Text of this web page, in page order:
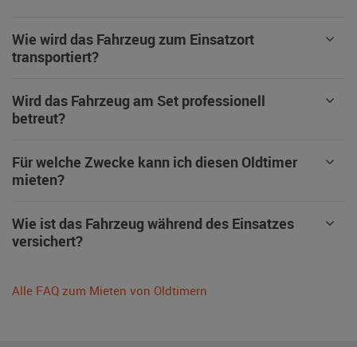
Wie wird das Fahrzeug zum Einsatzort
transportiert?
Wird das Fahrzeug am Set professionell
betreut?
Für welche Zwecke kann ich diesen Oldtimer
mieten?
Wie ist das Fahrzeug während des Einsatzes
versichert?
Alle FAQ zum Mieten von Oldtimern